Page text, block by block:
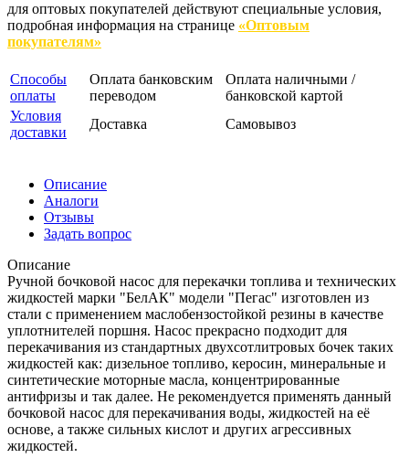
для оптовых покупателей действуют специальные условия,
подробная информация на странице «Оптовым
покупателям»
Способы
оплаты
Оплата банковским
переводом
Оплата наличными /
банковской картой
Условия
доставки
Доставка Самовывоз
Описание
Аналоги
Отзывы
Задать вопрос
Описание
Ручной бочковой насос для перекачки топлива и технических
жидкостей марки "БелАК" модели "Пегас" изготовлен из
стали с применением маслобензостойкой резины в качестве
уплотнителей поршня. Насос прекрасно подходит для
перекачивания из стандартных двухсотлитровых бочек таких
жидкостей как: дизельное топливо, керосин, минеральные и
синтетические моторные масла, концентрированные
антифризы и так далее. Не рекомендуется применять данный
бочковой насос для перекачивания воды, жидкостей на её
основе, а также сильных кислот и других агрессивных
жидкостей.